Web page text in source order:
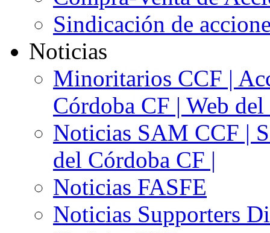
Sindicación de
Noticias
Minoritarios CCF |
Córdoba CF | Web
Noticias SAM CCF |
del Córdoba CF |
Noticias FASFE
Noticias Supporters